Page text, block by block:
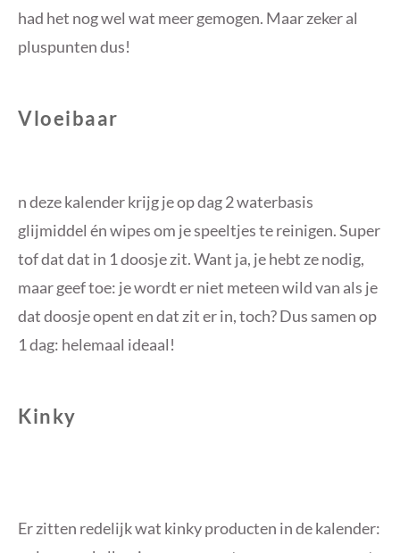
had het nog wel wat meer gemogen. Maar zeker al
pluspunten dus!
Vloeibaar
n deze kalender krijg je op dag 2 waterbasis
glijmiddel én wipes om je speeltjes te reinigen. Super
tof dat dat in 1 doosje zit. Want ja, je hebt ze nodig,
maar geef toe: je wordt er niet meteen wild van als je
dat doosje opent en dat zit er in, toch? Dus samen op
1 dag: helemaal ideaal!
Kinky
Er zitten redelijk wat kinky producten in de kalender: